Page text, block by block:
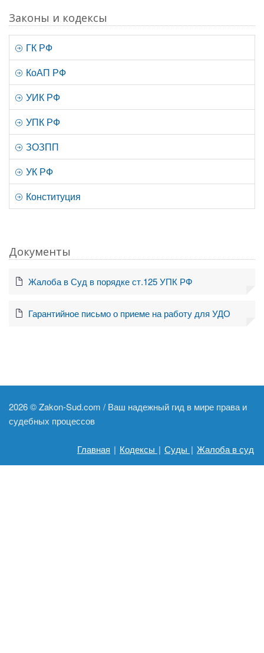
Законы и кодексы
ГК РФ
КоАП РФ
УИК РФ
УПК РФ
ЗОЗПП
УК РФ
Конституция
Документы
Жалоба в Суд в порядке ст.125 УПК РФ
Гарантийное письмо о приеме на работу для УДО
2026 ©Zakon-Sud.com / Ваш надежный гид в мире права и
судебных процессов
Главная | Кодексы | Суды | Жалоба в суд